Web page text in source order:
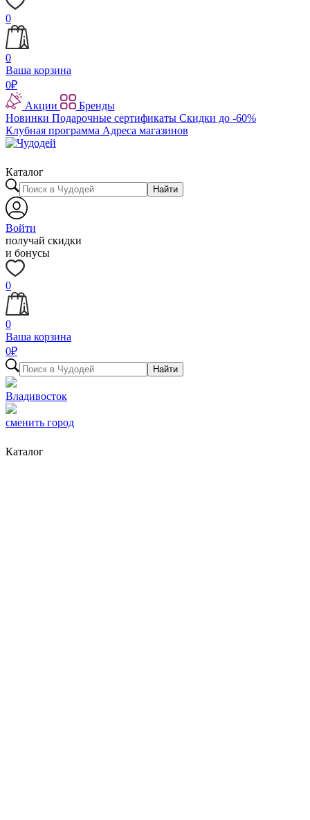
0
0
Ваша корзина
0₽
Акции
Бренды
Новинки Подарочные сертификаты Скидки до -60%
Клубная программа Адреса магазинов
Каталог
Найти
Войти
получай скидки
и бонусы
0
0
Ваша корзина
0₽
Найти
Владивосток
сменить город
Каталог